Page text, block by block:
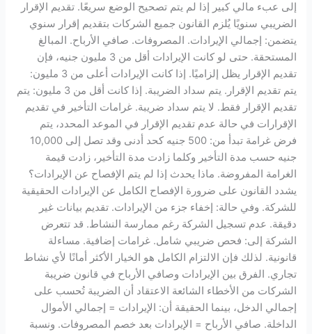
إلى عبء مالي كبير إذا لم يتم تصحيح الوضع سريعًا. تقديم الإقرار
الضريبي سنويًا يُلزم القانون جميع الشركات بتقديم إقرار سنوي
يتضمن: إجمالي الإيرادات. المصروفات. صافي الأرباح. المبالغ
المستحقة. حتى لو كانت الإيرادات أقل من 3 مليون جنيه، فإن
تقديم الإقرار يظل إلزاميًا. إذا كانت الإيرادات أعلى من 3 مليون:
يتم تقديم الإقرار. يتم سداد الضريبة. إذا كانت أقل من 3 مليون: يتم
تقديم الإقرار فقط. لا يتم سداد ضريبة. غرامات التأخير في تقديم
الإقرارات في حالة عدم تقديم الإقرار في الموعد المحدد، يتم
فرض غرامة تبدأ من: 500 جنيه كحد أدنى وقد تصل إلى 10,000
جنيه حسب مدة التأخير وكلما زادت مدة التأخير، زادت قيمة
الغرامة المفروضة. ماذا يحدث إذا لم يتم الإفصاح عن الإيرادات؟
يشدد القانون على ضرورة الإفصاح الكامل عن الإيرادات الحقيقية
للشركة. وفي حالة: إخفاء جزء من الإيرادات. تقديم بيانات غير
دقيقة. عدم تسجيل الشركة رغم ممارسة النشاط. قد تتعرض
الشركة إلى: فحص ضريبي شامل. غرامات إضافية. مساءلة
قانونية. لذلك فإن الالتزام الكامل هو الخيار الأكثر أمانًا لأي نشاط
تجاري. الفرق بين الإيرادات وصافي الأرباح في قانون ضريبة
الشركات من الأخطاء الشائعة الاعتقاد أن الضريبة تُحسب على
إجمالي الدخل، بينما الحقيقة أن: الإيرادات = إجمالي الأموال
الداخلة. صافي الأرباح = الإيرادات بعد خصم المصروفات. ونسبة